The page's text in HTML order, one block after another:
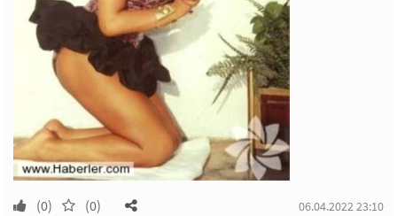
(0) (0) 06.04.2022 23:10